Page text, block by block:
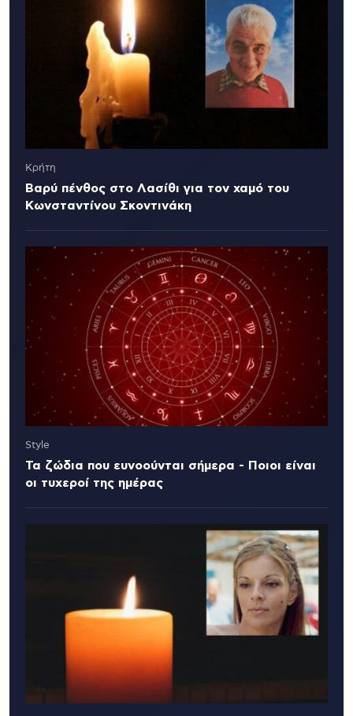
Κρήτη
Βαρύ πένθος στο Λασίθι για τον χαμό του
Κωνσταντίνου Σκοντινάκη
Style
Τα ζώδια που ευνοούνται σήμερα - Ποιοι είναι
οι τυχεροί της ημέρας